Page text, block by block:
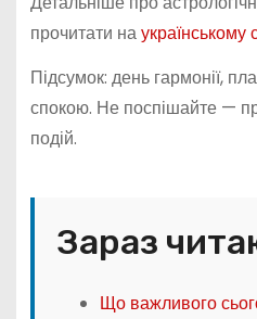
прочитати наукраїнському
Підсумок: день гармонії,
спокою. Не поспішайте —
подій.
Зараз
Що важливого